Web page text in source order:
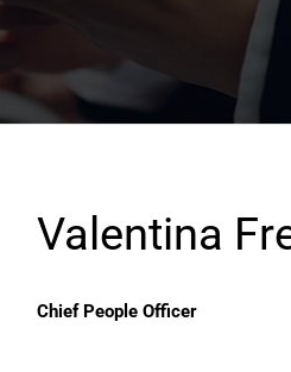
Valentina
Chief People Officer